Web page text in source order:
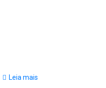
Leia mais